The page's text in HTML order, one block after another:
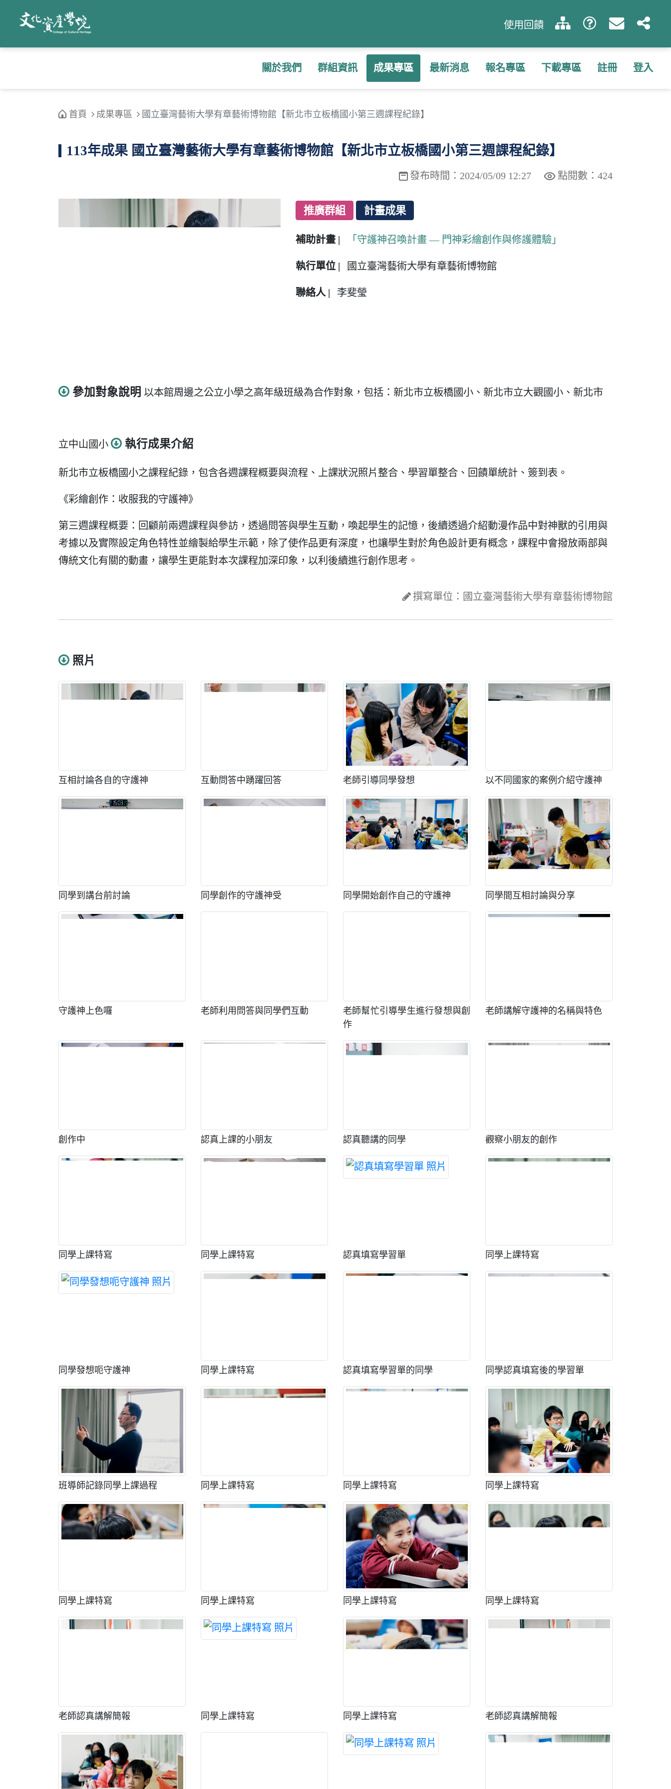
使用回饋
關於我們 群組資訊 成果專區 最新消息 報名專區 下載專區 註冊 登入
首頁 成果專區 國立臺灣藝術大學有章藝術博物館【新北市立板橋國小第三週課程紀錄】
113年成果 國立臺灣藝術大學有章藝術博物館【新北市立板橋國小第三週課程紀錄】
發布時間：2024/05/09 12:27 點閱數：424
推廣群組 計畫成果
補助計畫 | 「守護神召喚計畫 — 門神彩繪創作與修護體驗」
執行單位 | 國立臺灣藝術大學有章藝術博物館
聯絡人 | 李斐瑩
參加對象說明 以本館周邊之公立小學之高年級班級為合作對象，包括：新北市立板橋國小、新北市立大觀國小、新北市
立中山國小 執行成果介紹
新北市立板橋國小之課程紀錄，包含各週課程概要與流程、上課狀況照片整合、學習單整合、回饋單統計、簽到表。
《彩繪創作：收服我的守護神》
第三週課程概要：回顧前兩週課程與參訪，透過問答與學生互動，喚起學生的記憶，後續透過介紹動漫作品中對神獸的引用與
考據以及實際設定角色特性並繪製給學生示範，除了使作品更有深度，也讓學生對於角色設計更有概念，課程中會撥放兩部與
傳統文化有關的動畫，讓學生更能對本次課程加深印象，以利後續進行創作思考。
撰寫單位：國立臺灣藝術大學有章藝術博物館
照片
互相討論各自的守護神 互動問答中踴躍回答 老師引導同學發想 以不同國家的案例介紹守護神
同學到講台前討論 同學創作的守護神受 同學開始創作自己的守護神 同學間互相討論與分享
守護神上色囉 老師利用問答與同學們互動
老師幫忙引導學生進行發想與創
作
老師講解守護神的名稱與特色
創作中 認真上課的小朋友 認真聽講的同學 觀察小朋友的創作
同學上課特寫 同學上課特寫 認真填寫學習單 同學上課特寫
同學發想呃守護神 同學上課特寫 認真填寫學習單的同學 同學認真填寫後的學習單
班導師記錄同學上課過程 同學上課特寫 同學上課特寫 同學上課特寫
同學上課特寫 同學上課特寫 同學上課特寫 同學上課特寫
老師認真講解簡報 同學上課特寫 同學上課特寫 老師認真講解簡報